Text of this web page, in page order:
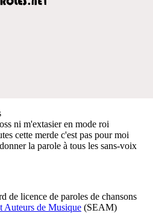
ni m'extasier en mode roi
cette merde c'est pas pour moi
la parole à tous les sans-voix
de licence de paroles de chansons
Auteurs de Musique (SEAM)